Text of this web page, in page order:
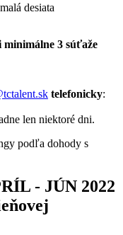
desiata
3 súťaže
telefonicky:
len niektoré dni.
podľa dohody s
- JÚN 2022